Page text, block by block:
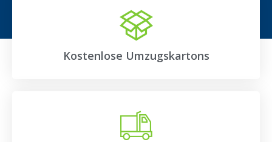
Kostenlose Umzugskartons